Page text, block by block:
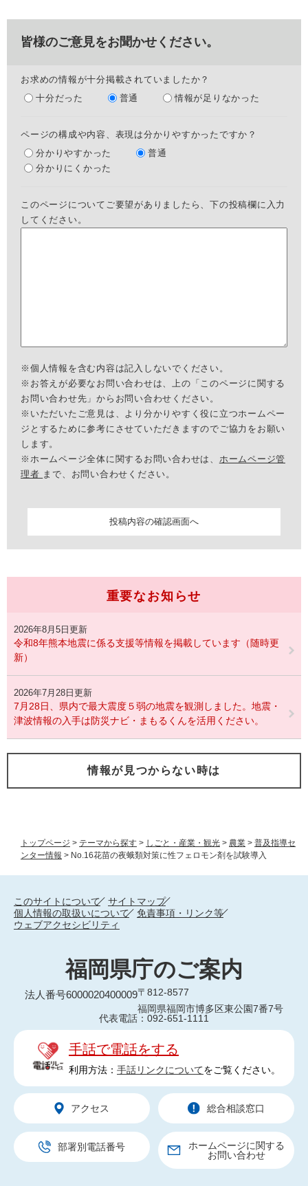
トップページ > テーマから探す > しごと・産業・観光 > 農業 > 普及指導セ
ンター情報 > No.16花苗の夜蛾類対策に性フェロモン剤を試験導入
皆様のご意見をお聞かせください。
お求めの情報が十分掲載されていましたか？
十分だった
普通 情報が足りなかった
ページの構成や内容、表現は分かりやすかったですか？
分かりやすかった
普通
分かりにくかった
このページについてご要望がありましたら、下の投稿欄に入力
してください。
※個人情報を含む内容は記入しないでください。
※お答えが必要なお問い合わせは、上の「このページに関する
お問い合わせ先」からお問い合わせください。
※いただいたご意見は、より分かりやすく役に立つホームペー
ジとするために参考にさせていただきますのでご協力をお願い
します。
※ホームページ全体に関するお問い合わせは、 ホームページ管
理者 まで、お問い合わせください。
重要なお知らせ
2026年8月5日更新
令和8年熊本地震に係る支援等情報を掲載しています（随時更
新）
2026年7月28日更新
7月28日、県内で最大震度５弱の地震を観測しました。地震・
津波情報の入手は防災ナビ・まもるくんを活用ください。
情報が見つからない時は
このサイトについて
サイトマップ
個人情報の取扱いについて
免責事項・リンク等
ウェブアクセシビリティ
福岡県庁のご案内
法人番号6000020400009〒812-8577
福岡県福岡市博多区東公園7番7号
代表電話：092-651-1111
手話で電話をする
利用方法： 手話リンクについてをご覧ください。
アクセス 総合相談窓口
部署別電話番号
ホームページに関する
お問い合わせ